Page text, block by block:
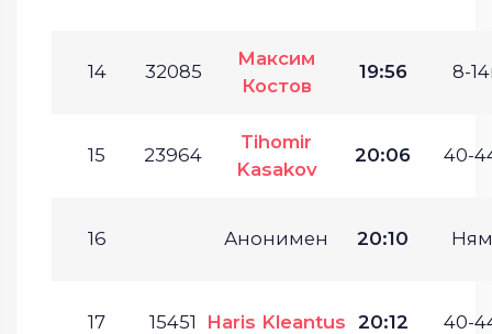
14 32085
Максим
Костов
19:56 8-
15 23964
Tihomir
Kasakov
20:06 40-
16 Анонимен 20:10
17 15451 Haris Kleantus 20:12 40-